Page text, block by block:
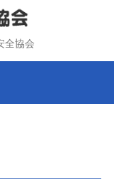
全協会